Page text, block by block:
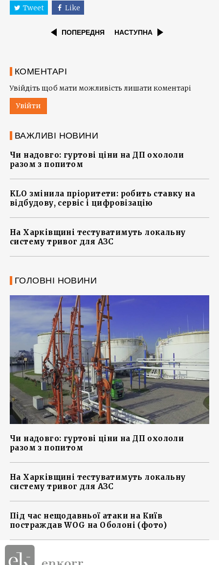
Tweet Like
ПОПЕРЕДНЯ НАСТУПНА
КОМЕНТАРІ
Увійдіть щоб мати можливість лишати коментарі
Увійти
ВАЖЛИВІ НОВИНИ
Чи надовго: гуртові ціни на ДП охололи
разом з попитом
KLO змінила пріоритети: робить ставку на
відбудову, сервіс і цифровізацію
На Харківщині тестуватимуть локальну
систему тривог для АЗС
ГОЛОВНІ НОВИНИ
Чи надовго: гуртові ціни на ДП охололи
разом з попитом
На Харківщині тестуватимуть локальну
систему тривог для АЗС
Під час нещодавньої атаки на Київ
постраждав WOG на Оболоні (фото)